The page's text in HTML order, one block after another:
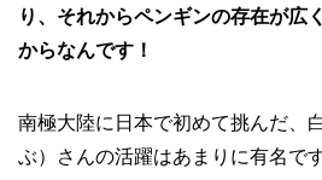
り、それからペンギンの存在が広
からなんです！
南極大陸に日本で初めて挑んだ
ぶ）さんの活躍はあまりに有名です